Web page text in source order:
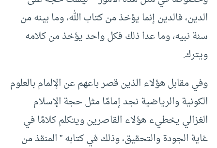
الدين، فالدين إنما يؤخذ من كتاب الله، وما بينه من
سنة نبيه، وما عدا ذلك فكل واحد يؤخذ من كلامه
ويترك.
وفي مقابل هؤلاء الذين قصر باعهم عن الإلمام بالعلوم
الكونية والرياضية نجد إمامًا مثل حجة الإسلام
الغزالي يخطيء هؤلاء القاصرين ويتكلم كلامًا في
غاية الجودة والتحقيق، وذلك في كتابه ” المنقذ من